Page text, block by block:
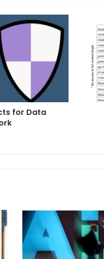
for Data